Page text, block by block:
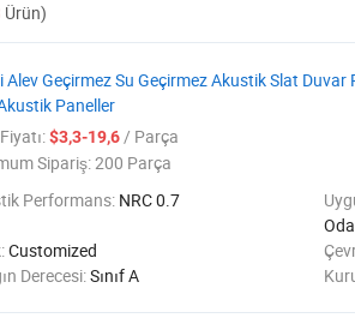
Ürün)
Alev Geçirmez Su Geçirmez Akustik Slat
Paneller
$3,3-19,6/ Parça
Sipariş:200 Parça
Performans: NRC 0.7
Customized
Derecesi:Sınıf A